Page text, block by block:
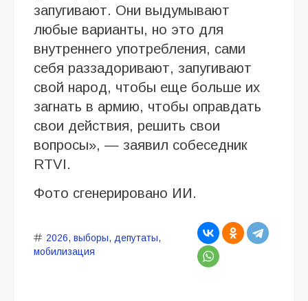
запугивают. Они выдумывают
любые варианты, но это для
внутреннего употребления, сами
себя раззадоривают, запугивают
свой народ, чтобы еще больше их
загнать в армию, чтобы оправдать
свои действия, решить свои
вопросы», — заявил собеседник
RTVI.
Фото сгенерировано ИИ.
2026, выборы, депутаты,
мобилизация